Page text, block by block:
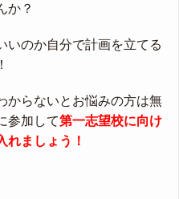
か？
いのか自分で計画を立てる
からないとお悩みの方は無
参加して第一志望校に向け
れましょう！